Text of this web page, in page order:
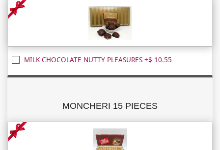
MILK CHOCOLATE NUTTY PLEASURES +$ 10.55
MONCHERI 15 PIECES